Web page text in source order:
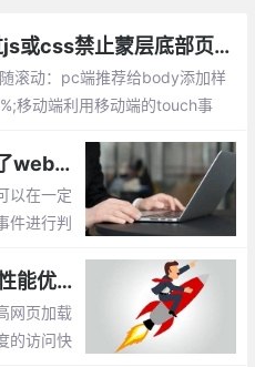
web页面弹出遮罩层,通过js或css禁止蒙层底部页面跟随滚动
滚动：pc端推荐给body添加样
移动端利用移动端的touch事
fixed），这样它就无法滚动
原生js判断用户是否操作了web页面
以在一定
件进行判
前端开发，页面加载速度性能优化，如何提高web页面加载速度
网页加载
的访问快